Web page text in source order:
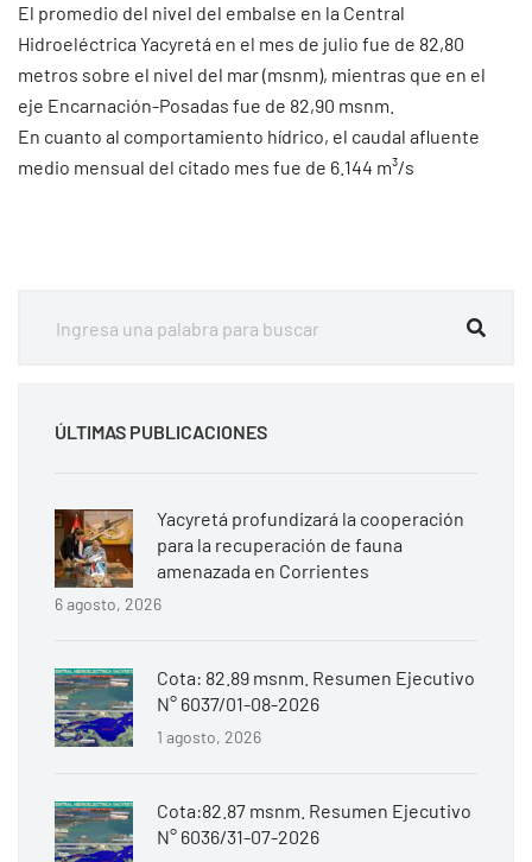
El promedio del nivel del embalse en la Central
Hidroeléctrica Yacyretá en el mes de julio fue de 82,80
metros sobre el nivel del mar (msnm), mientras que en el
eje Encarnación-Posadas fue de 82,90 msnm.
En cuanto al comportamiento hídrico, el caudal afluente
medio mensual del citado mes fue de 6.144 m³/s
ÚLTIMAS PUBLICACIONES
Yacyretá profundizará la cooperación
para la recuperación de fauna
amenazada en Corrientes
6 agosto, 2026
Cota: 82.89 msnm. Resumen Ejecutivo
N° 6037/01-08-2026
1 agosto, 2026
Cota:82.87 msnm. Resumen Ejecutivo
N° 6036/31-07-2026